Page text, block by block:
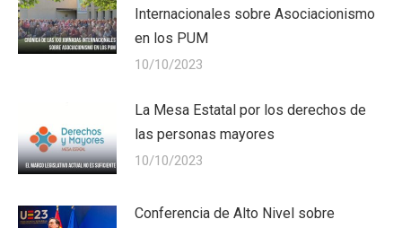
Internacionales sobre Asociacionismo
en los PUM
10/10/2023
La Mesa Estatal por los derechos de
las personas mayores
10/10/2023
Conferencia de Alto Nivel sobre